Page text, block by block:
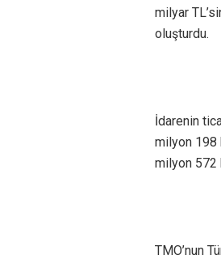
milyar
oluşturdu.
İdarenin
milyon 198
milyon 572
TMO’nun